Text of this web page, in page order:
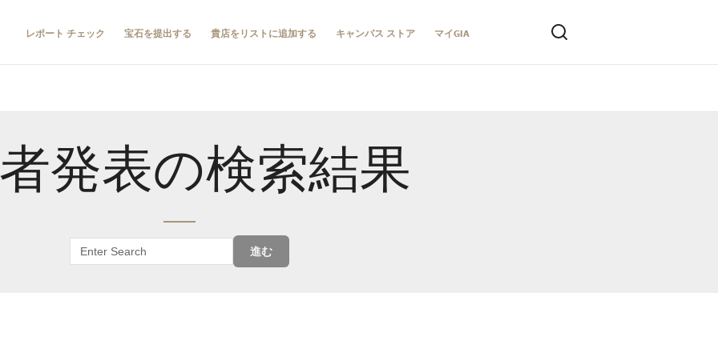
レポート チェック 宝石を提出する 貴店をリストに追加する キャンパス ストア マイGIA
発表の検索結果
進む